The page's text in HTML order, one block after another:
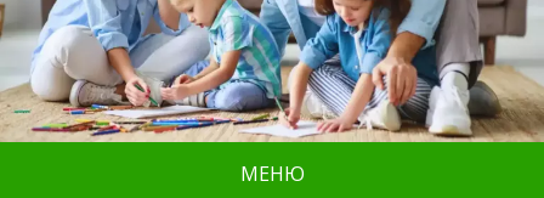
МЕНЮ